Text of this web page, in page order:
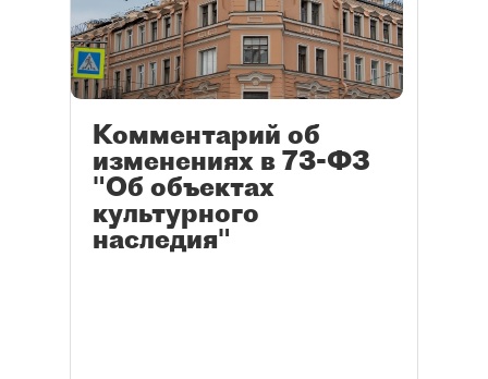
Комментарий об
изменениях в 73-ФЗ
"Об объектах
культурного
наследия"